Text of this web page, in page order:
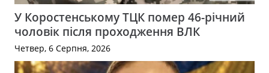
У Коростенському ТЦК помер 46-річний
чоловік після проходження ВЛК
Четвер, 6 Серпня, 2026